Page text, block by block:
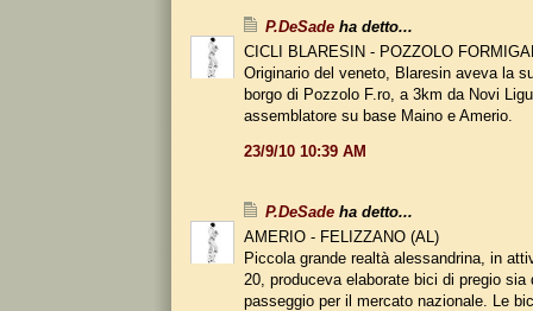
P.DeSade ha detto...
CICLI BLARESIN - POZZOLO
Originario del veneto, Blaresin aveva la
borgo di Pozzolo F.ro, a 3km da Novi
assemblatore su base Maino e Amerio.
23/9/10 10:39 AM
P.DeSade ha detto...
AMERIO - FELIZZANO (AL)
Piccola grande realtà alessandrina, in
20, produceva elaborate bici di pregio sia
passeggio per il mercato nazionale. Le